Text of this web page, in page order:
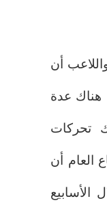
أن
هناك عدة
تحركات
العام أن